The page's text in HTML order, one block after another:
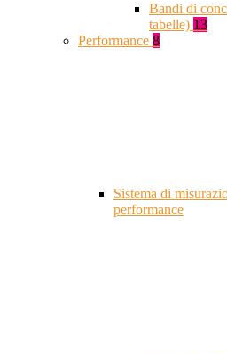
Bandi di
tabelle) 13
Performance 8
Sistema di
performance